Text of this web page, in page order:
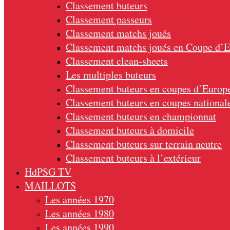
Classement buteurs
Classement passeurs
Classement matchs joués
Classement matchs joués en Coupe
Classement clean-sheets
Les multiples buteurs
Classement buteurs en coupes
Classement buteurs en coupes
Classement buteurs en championnat
Classement buteurs à domicile
Classement buteurs sur terrain neutre
Classement buteurs à l’extérieur
HdPSG TV
MAILLOTS
Les années 1970
Les années 1980
Les années 1990